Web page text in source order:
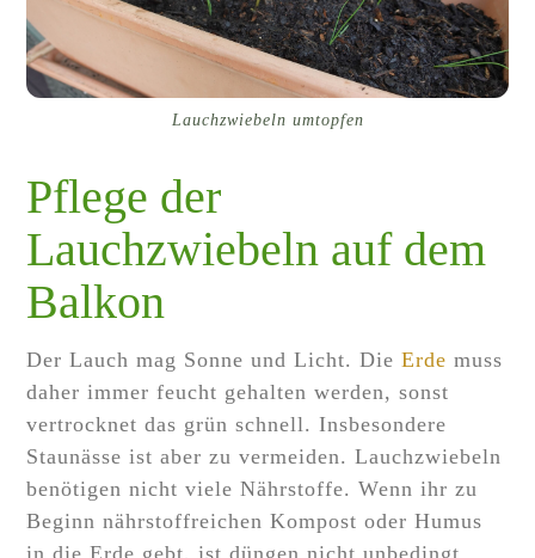
Lauchzwiebeln umtopfen
Pflege der
Lauchzwiebeln auf dem
Balkon
Der Lauch mag Sonne und Licht. DieErde muss
daher immer feucht gehalten werden, sonst
vertrocknet das grün schnell. Insbesondere
Staunässe ist aber zu vermeiden. Lauchzwiebeln
benötigen nicht viele Nährstoffe. Wenn ihr zu
Beginn nährstoffreichen Kompost oder Humus